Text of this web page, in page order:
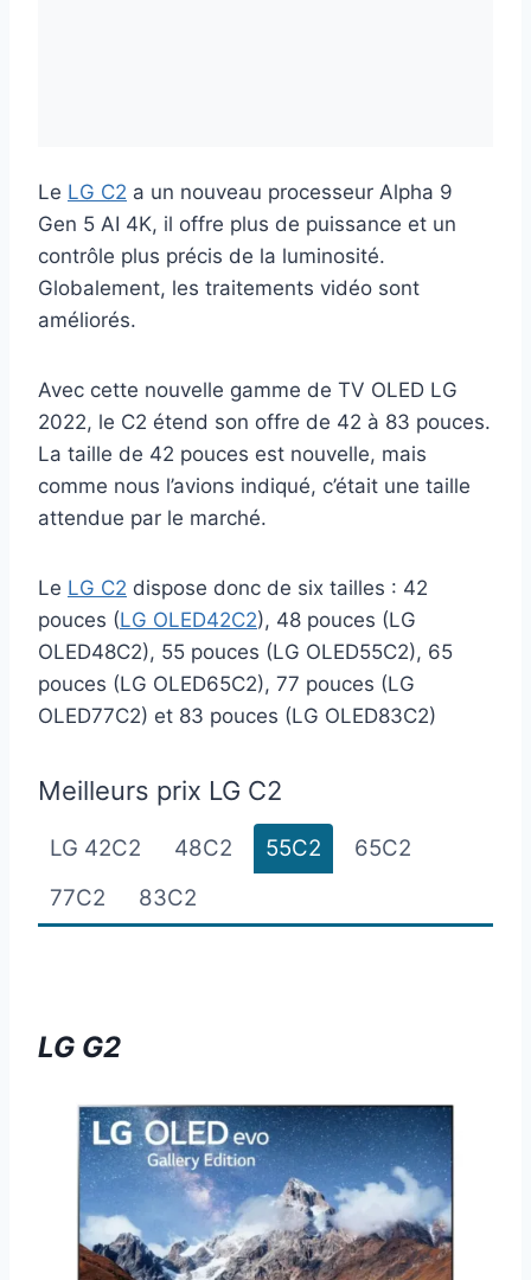
Le LG C2 a un nouveau processeur Alpha 9
Gen 5 AI 4K, il offre plus de puissance et un
contrôle plus précis de la luminosité.
Globalement, les traitements vidéo sont
améliorés.
Avec cette nouvelle gamme de TV OLED LG
2022, le C2 étend son offre de 42 à 83 pouces.
La taille de 42 pouces est nouvelle, mais
comme nous l’avions indiqué, c’était une taille
attendue par le marché.
Le LG C2 dispose donc de six tailles : 42
pouces (LG OLED42C2), 48 pouces (LG
OLED48C2), 55 pouces (LG OLED55C2), 65
pouces (LG OLED65C2), 77 pouces (LG
OLED77C2) et 83 pouces (LG OLED83C2)
Meilleurs prix LG C2
LG 42C2 48C2 55C2
65C2
77C2
83C2
LG G2